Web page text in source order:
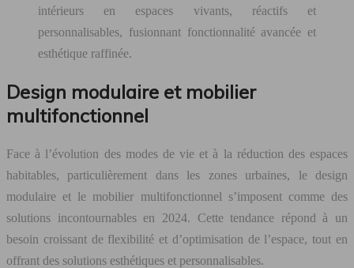
intérieurs en espaces vivants, réactifs et
personnalisables, fusionnant fonctionnalité avancée et
esthétique raffinée.
Design modulaire et mobilier
multifonctionnel
Face à l’évolution des modes de vie et à la réduction des espaces
habitables, particulièrement dans les zones urbaines, le design
modulaire et le mobilier multifonctionnel s’imposent comme des
solutions incontournables en 2024. Cette tendance répond à un
besoin croissant de flexibilité et d’optimisation de l’espace, tout en
offrant des solutions esthétiques et personnalisables.